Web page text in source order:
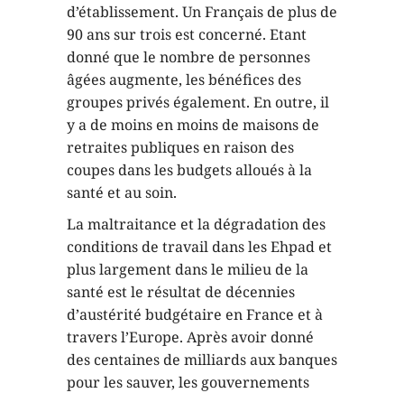
d’établissement. Un Français de plus de
90 ans sur trois est concerné. Etant
donné que le nombre de personnes
âgées augmente, les bénéfices des
groupes privés également. En outre, il
y a de moins en moins de maisons de
retraites publiques en raison des
coupes dans les budgets alloués à la
santé et au soin.
La maltraitance et la dégradation des
conditions de travail dans les Ehpad et
plus largement dans le milieu de la
santé est le résultat de décennies
d’austérité budgétaire en France et à
travers l’Europe. Après avoir donné
des centaines de milliards aux banques
pour les sauver, les gouvernements